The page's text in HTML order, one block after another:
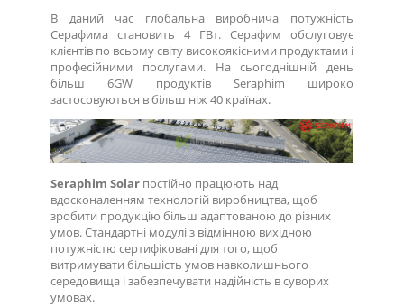
В даний час глобальна виробнича потужність
Серафима становить 4 ГВт. Серафим обслуговує
клієнтів по всьому світу високоякісними продуктами і
професійними послугами. На сьогоднішній день
більш 6GW продуктів Seraphim широко
застосовуються в більш ніж 40 країнах.
Seraphim Solar постійно працюють над
вдосконаленням технологій виробництва, щоб
зробити продукцію більш адаптованою до різних
умов. Стандартні модулі з відмінною вихідною
потужністю сертифіковані для того, щоб
витримувати більшість умов навколишнього
середовища і забезпечувати надійність в суворих
умовах.